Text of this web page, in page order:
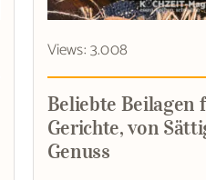
Views: 3.008
Beliebte Beilagen
Gerichte, von
Genuss